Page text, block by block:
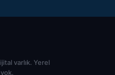
varlık. Yerel